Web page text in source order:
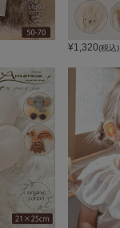
¥1,320(税込)